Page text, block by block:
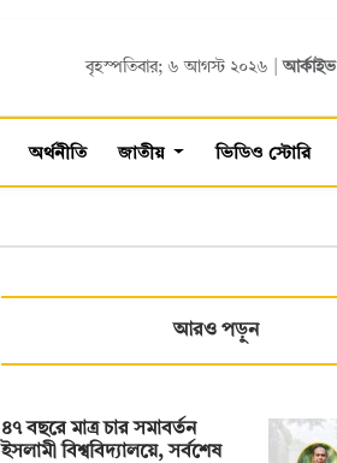
বৃহস্পতিবার; ৬ আগস্ট ২০২৬ |আর্কাইভ
অর্থনীতি জাতীয় ভিডিও স্টোরি
আরও পড়ুন
৪৭ বছরে মাত্র চার সমাবর্তন
ইসলামী বিশ্ববিদ্যালয়ে, সর্বশেষ